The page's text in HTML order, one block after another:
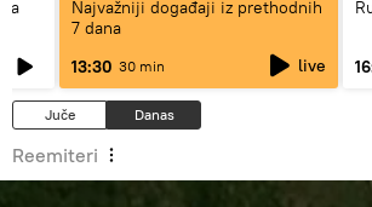
Najvažniji događaji iz prethodnih
7 dana
13:30 30 min live
Juče Danas
Reemiteri